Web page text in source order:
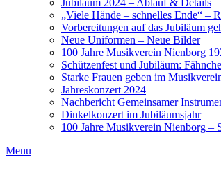
Jubiläum 2024 – Ablauf & Details
„Viele Hände – schnelles Ende“ –
Vorbereitungen auf das Jubiläum
Neue Uniformen – Neue Bilder
100 Jahre Musikverein Nienborg
Schützenfest und Jubiläum:
Starke Frauen geben im
Jahreskonzert 2024
Nachbericht Gemeinsamer
Dinkelkonzert im Jubiläumsjahr
100 Jahre Musikverein Nienborg –
Menu